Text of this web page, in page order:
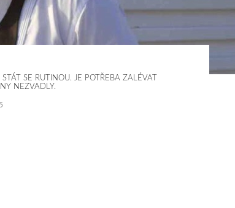
SE RUTINOU. JE POTŘEBA ZALÉVAT
NEZVADLY.